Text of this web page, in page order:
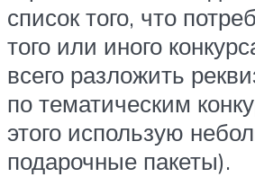
список того, что
того или иного
всего разложить
по тематическим
этого использую
подарочные пакеты).